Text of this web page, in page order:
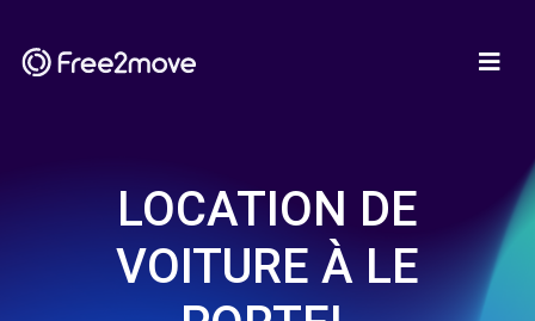
LOCATION DE
VOITURE À LE